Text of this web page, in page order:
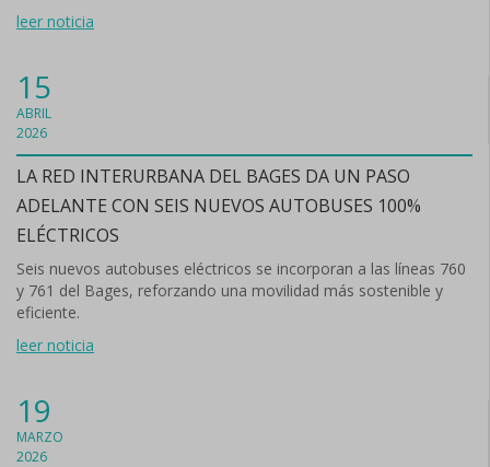
leer noticia
15
ABRIL
2026
LA RED INTERURBANA DEL BAGES DA UN PASO
ADELANTE CON SEIS NUEVOS AUTOBUSES 100%
ELÉCTRICOS
Seis nuevos autobuses eléctricos se incorporan a las líneas 760
y 761 del Bages, reforzando una movilidad más sostenible y
eficiente.
leer noticia
19
MARZO
2026